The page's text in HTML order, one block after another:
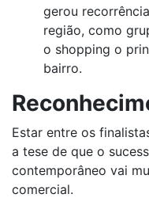
gerou
região, como
o shopping o
bairro.
Estar entre os
a tese de que o
contemporâneo vai
comercial.